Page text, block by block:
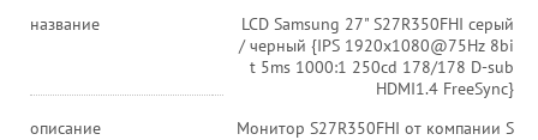
название
LCD Samsung 27" S27R350FHI серый
/ черный {IPS 1920x1080@75Hz 8bi
t 5ms 1000:1 250cd 178/178 D-sub
HDMI1.4 FreeSync}
описание
Монитор S27R350FHI от компании S